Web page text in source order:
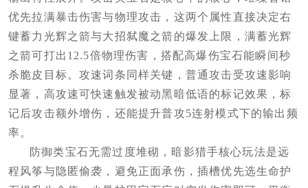
优先拉满暴击伤害与物理攻击，这两个属性直接决定右
键蓄力光辉之箭与大招弑魔之箭的爆发上限，满蓄光辉
之箭可打出12.5倍物理伤害，搭配高爆伤宝石能瞬间秒
杀脆皮目标。攻速词条同样关键，普通攻击受攻速影响
显著，高攻速可快速触发被动黑暗低语的标记效果，标
记后攻击额外增伤，还能提升普攻5连射模式下的输出频
率。
防御类宝石无需过度堆砌，暗影猎手核心玩法是远
程风筝与隐匿偷袭，避免正面承伤，插槽优先选生命护